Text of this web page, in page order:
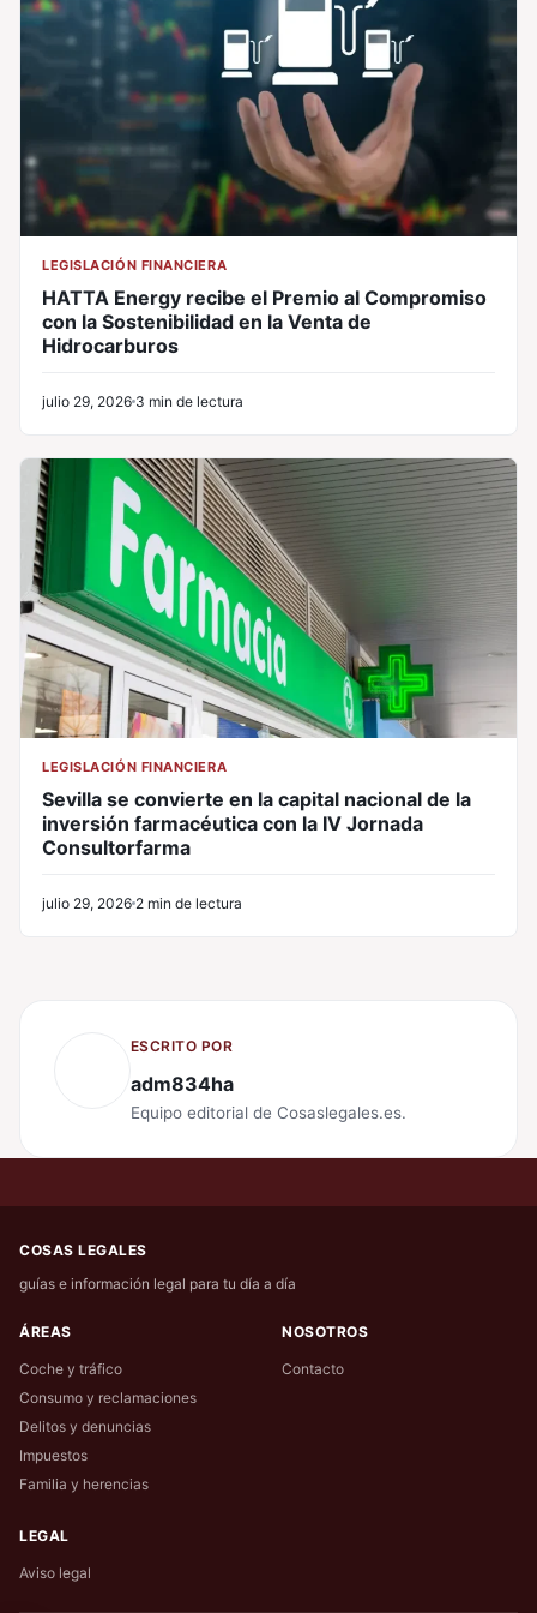
LEGISLACIÓN FINANCIERA
HATTA Energy recibe el Premio al Compromiso
con la Sostenibilidad en la Venta de
Hidrocarburos
julio 29, 2026 3 min de lectura
LEGISLACIÓN FINANCIERA
Sevilla se convierte en la capital nacional de la
inversión farmacéutica con la IV Jornada
Consultorfarma
julio 29, 2026 2 min de lectura
ESCRITO POR
adm834ha
Equipo editorial de Cosaslegales.es.
COSAS LEGALES
guías e información legal para tu día a día
ÁREAS
Coche y tráfico
Consumo y reclamaciones
Delitos y denuncias
Impuestos
Familia y herencias
NOSOTROS
Contacto
LEGAL
Aviso legal